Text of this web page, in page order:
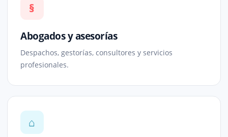
§
Abogados y asesorías
Despachos, gestorías, consultores y servicios
profesionales.
⌂